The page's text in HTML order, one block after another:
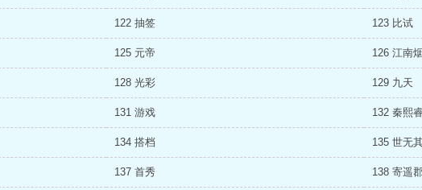
122 抽签 123 比试
125 元帝 126 江南
128 光彩 129 九天
131 游戏 132 秦熙
134 搭档 135 世无
137 首秀 138 寄遥